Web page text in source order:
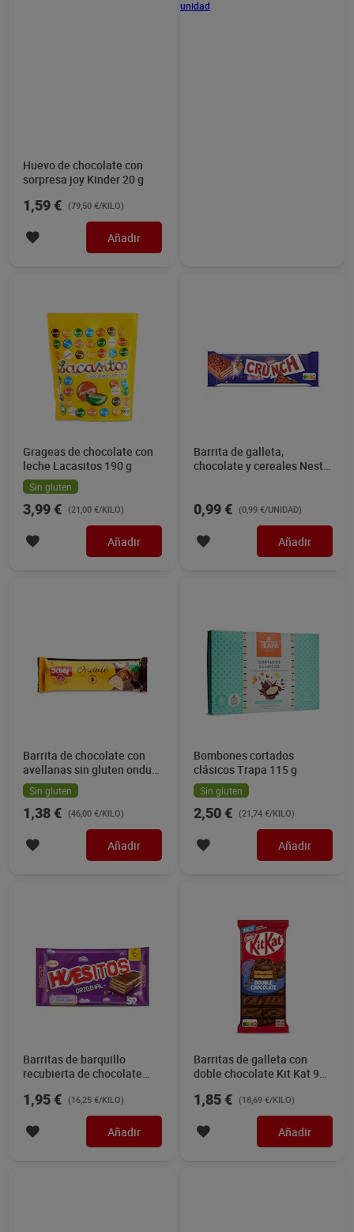
Barrita de chocolate con
avellanas sin gluten ondulé
Dr. Schar 30 g
Sin gluten
1,38 € (46,00 €/KILO)
Añadir
Bombones cortados
clásicos Trapa 115 g
Añadir
Barritas de barquillo
recubierta de chocolate
con leche Huesitos 120 g
Barritas de galleta con
doble chocolate Kit Kat 99
1,85 € (18,69 €/KILO)
Barrita de galleta y
chocolate con leche Nestlé
Extrafino 1 unidad
0,99 € (0,99 €/UNIDAD)
Bombones cortados
avellana Trapa 40 g
(23,75 €/KILO)
Añadir